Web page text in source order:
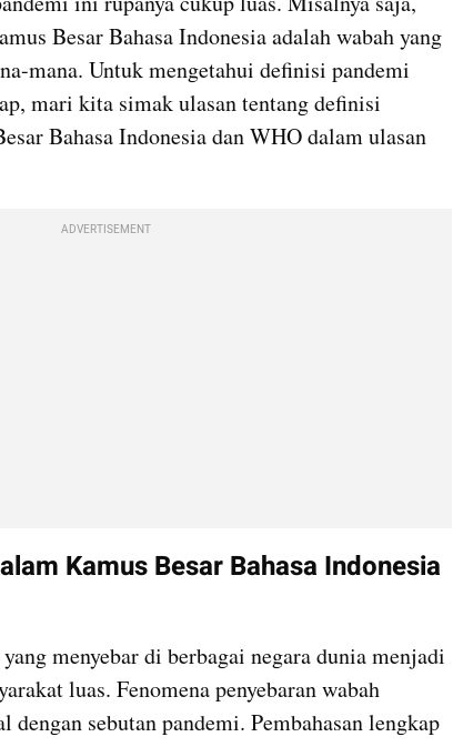
Besar Bahasa Indonesia adalah wabah yang
mana. Untuk mengetahui definisi pandemi
mari kita simak ulasan tentang definisi
Bahasa Indonesia dan WHO dalam ulasan
ADVERTISEMENT
Kamus Besar Bahasa Indonesia
menyebar di berbagai negara dunia menjadi
luas. Fenomena penyebaran wabah
sebutan pandemi. Pembahasan lengkap